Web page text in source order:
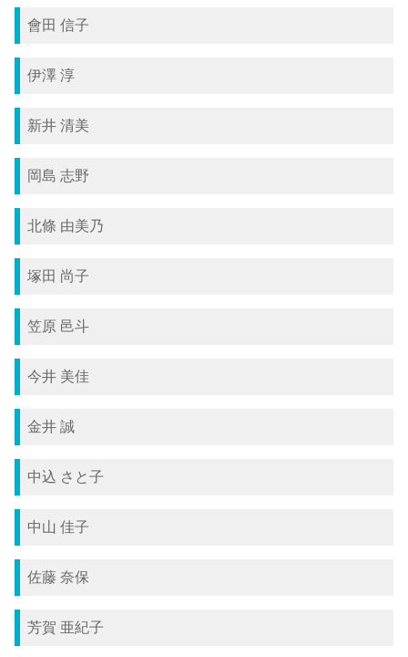
會田 信子
伊澤 淳
新井 清美
岡島 志野
北條 由美乃
塚田 尚子
笠原 邑斗
今井 美佳
金井 誠
中込 さと子
中山 佳子
佐藤 奈保
芳賀 亜紀子